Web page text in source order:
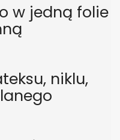
w jedną folie
niklu,